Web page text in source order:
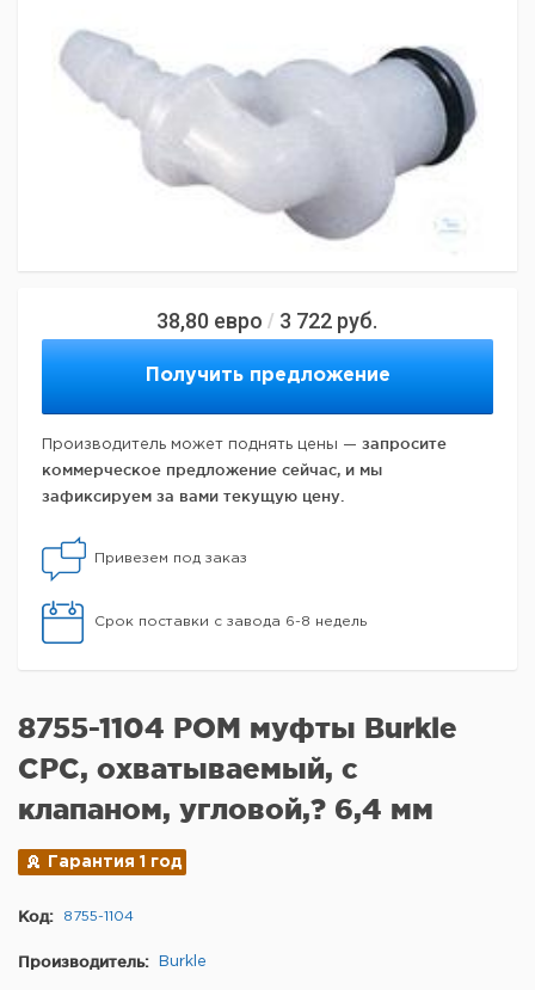
38,80 евро / 3 722 руб.
Получить предложение
Производитель может поднять цены — запросите
коммерческое предложение сейчас, и мы
зафиксируем за вами текущую цену.
Привезем под заказ
Срок поставки с завода 6-8 недель
8755-1104 POM муфты Burkle
CPC, охватываемый, с
клапаном, угловой,? 6,4 мм
Гарантия 1 год
Код: 8755-1104
Производитель: Burkle